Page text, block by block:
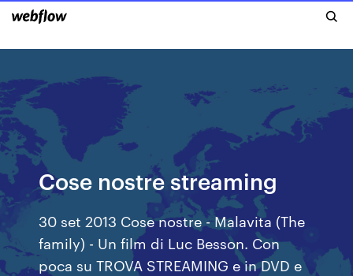
Cose nostre streaming
30 set 2013 Cose nostre - Malavita (The
family) - Un film di Luc Besson. Con
poca su TROVA STREAMING e in DVD e